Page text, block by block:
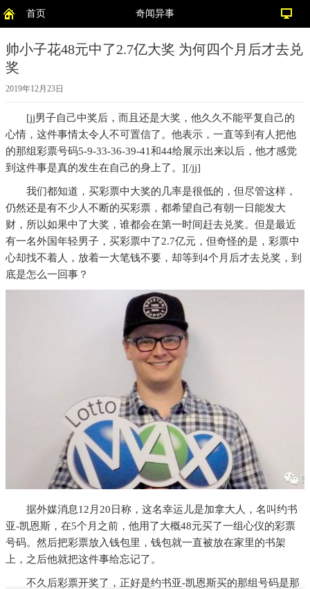
首页 奇闻异事
帅小子花48元中了2.7亿大奖 为何四个月后才去兑
奖
2019年12月23日
[jj男子自己中奖后，而且还是大奖，他久久不能平复自己的
心情，这件事情太令人不可置信了。他表示，一直等到有人把他
的那组彩票号码5-9-33-36-39-41和44给展示出来以后，他才感觉
到这件事是真的发生在自己的身上了。][/jj]
我们都知道，买彩票中大奖的几率是很低的，但尽管这样，
仍然还是有不少人不断的买彩票，都希望自己有朝一日能发大
财，所以如果中了大奖，谁都会在第一时间赶去兑奖。但是最近
有一名外国年轻男子，买彩票中了2.7亿元，但奇怪的是，彩票中
心却找不着人，放着一大笔钱不要，却等到4个月后才去兑奖，到
底是怎么一回事？
据外媒消息12月20日称，这名幸运儿是加拿大人，名叫约书
亚-凯恩斯，在5个月之前，他用了大概48元买了一组心仪的彩票
号码。然后把彩票放入钱包里，钱包就一直被放在家里的书架
上，之后他就把这件事给忘记了。
不久后彩票开奖了，正好是约书亚-凯恩斯买的那组号码是那